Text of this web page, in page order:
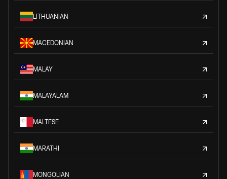
LITHUANIAN
MACEDONIAN
MALAY
MALAYALAM
MALTESE
MARATHI
MONGOLIAN